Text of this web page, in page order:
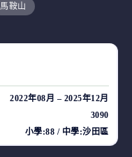
馬鞍山
2022年08月 – 2025年12月
3090
小學:88 / 中學:沙田區